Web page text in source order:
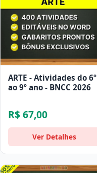
ARTE - Atividades do 6º
ao 9º ano - BNCC 2026
R$ 67,00
Ver Detalhes